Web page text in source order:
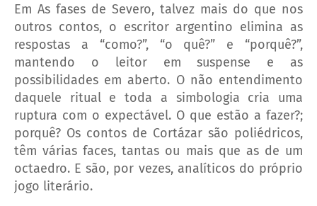
Em As fases de Severo, talvez mais do que nos
outros contos, o escritor argentino elimina as
respostas a “como?”, “o quê?” e “porquê?”,
mantendo o leitor em suspense e as
possibilidades em aberto. O não entendimento
daquele ritual e toda a simbologia cria uma
ruptura com o expectável. O que estão a fazer?;
porquê? Os contos de Cortázar são poliédricos,
têm várias faces, tantas ou mais que as de um
octaedro. E são, por vezes, analíticos do próprio
jogo literário.